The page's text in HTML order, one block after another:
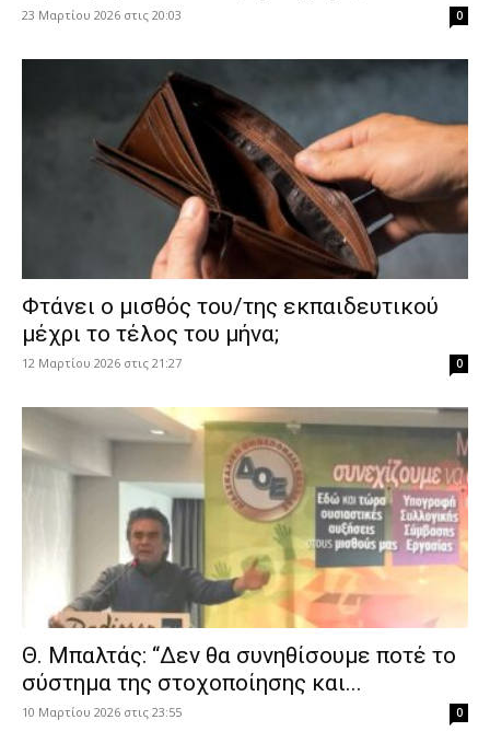
23 Μαρτίου 2026 στις 20:03 0
Φτάνει ο μισθός του/της εκπαιδευτικού
μέχρι το τέλος του μήνα;
12 Μαρτίου 2026 στις 21:27 0
Θ. Μπαλτάς: “Δεν θα συνηθίσουμε ποτέ το
σύστημα της στοχοποίησης και...
10 Μαρτίου 2026 στις 23:55 0